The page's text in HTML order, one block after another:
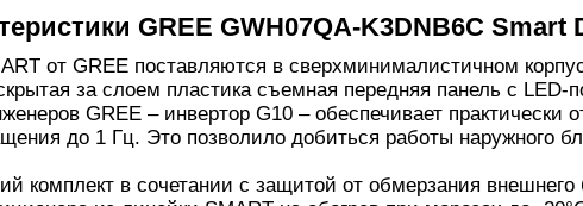
GREE GWH07QA-K3DNB6C Smart
от GREE поставляются в сверхминималистичном
за слоем пластика съемная передняя панель с LED-
GREE – инвертор G10 – обеспечивает
до 1 Гц. Это позволило добиться работы наружного
комплект в сочетании с защитой от обмерзания внешнего